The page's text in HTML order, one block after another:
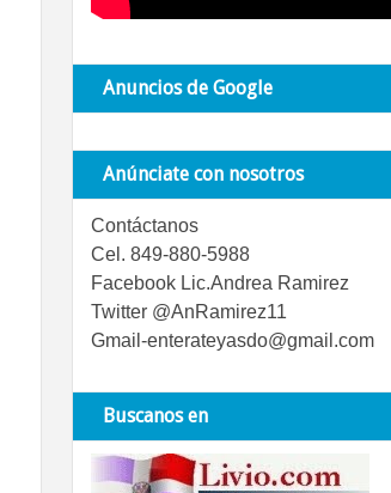
Anuncios de Google
Anúnciate con nosotros
Contáctanos
Cel. 849-880-5988
Facebook Lic.Andrea Ramirez
Twitter @AnRamirez11
Gmail-enterateyasdo@gmail.com
Buscanos en